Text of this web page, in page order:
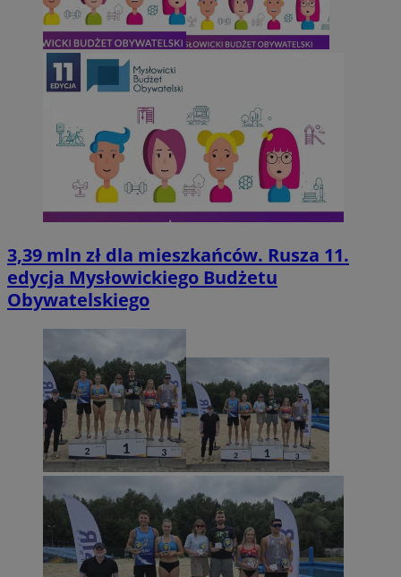
3,39 mln zł dla mieszkańców. Rusza 11.
edycja Mysłowickiego Budżetu
Obywatelskiego